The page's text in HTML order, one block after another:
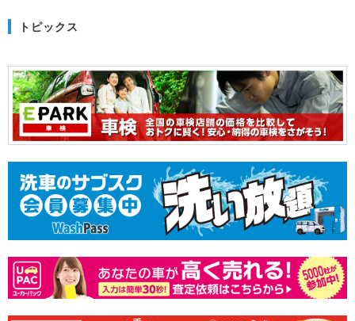
トピックス